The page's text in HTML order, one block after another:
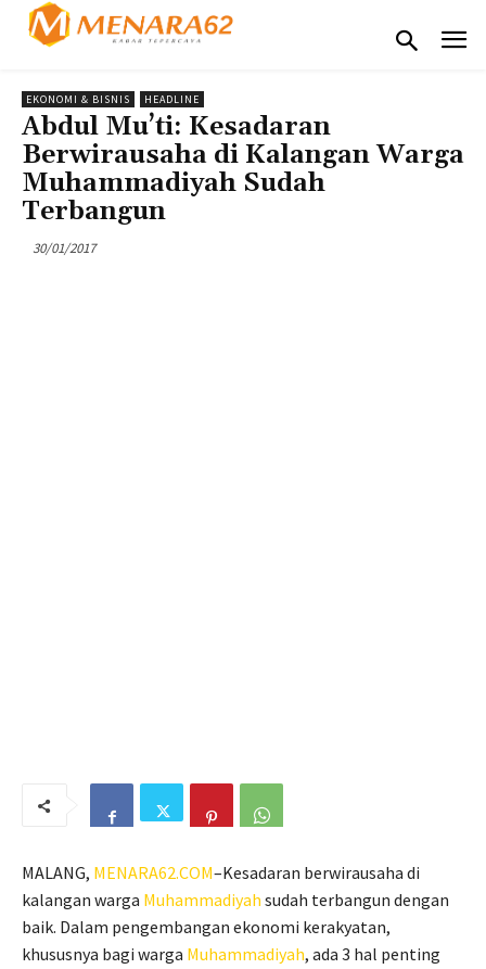
EKONOMI & BISNIS HEADLINE
Abdul Mu’ti: Kesadaran
Berwirausaha di Kalangan Warga
Muhammadiyah Sudah
Terbangun
30/01/2017
MALANG, MENARA62.COM–Kesadaran berwirausaha di
kalangan warga Muhammadiyah sudah terbangun dengan
baik. Dalam pengembangan ekonomi kerakyatan,
khususnya bagi warga Muhammadiyah, ada 3 hal penting